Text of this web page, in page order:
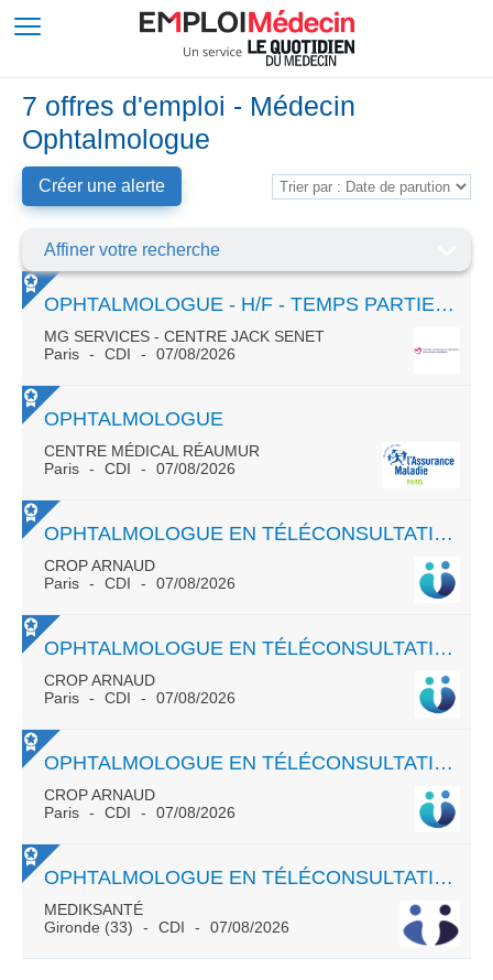
7 offres d'emploi - Médecin
Ophtalmologue
Créer une alerte
Affiner votre recherche
OPHTALMOLOGUE - H/F - TEMPS PARTIEL OU TEMPS PLEIN
MG SERVICES - CENTRE JACK SENET
Paris
CDI 07/08/2026
OPHTALMOLOGUE
CENTRE MÉDICAL RÉAUMUR
Paris
CDI 07/08/2026
OPHTALMOLOGUE EN TÉLÉCONSULTATION - CDI - FRANCE ENTIÈRE
CROP ARNAUD
Paris
CDI 07/08/2026
OPHTALMOLOGUE EN TÉLÉCONSULTATION - CDI - FRANCE ENTIÈRE
CROP ARNAUD
Paris
CDI 07/08/2026
OPHTALMOLOGUE EN TÉLÉCONSULTATION - CDI - FRANCE ENTIÈRE
CROP ARNAUD
Paris
CDI 07/08/2026
OPHTALMOLOGUE EN TÉLÉCONSULTATION - RECRUTEMENT SUR FRANCE ENTIERE
MEDIKSANTÉ
Gironde (33)
CDI 07/08/2026